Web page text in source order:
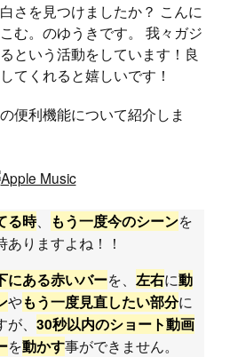
さを見つけましたか？ こんに
む。のゆうきです。 我々ガジ
という活動をしています！良
てくれると嬉しいです！
便利機能について紹介しま
る時、 もう一度今のシーンを
ありますよね！！
にある赤いバーを、 左右に動
やもう一度見直したい部分に
、 30秒以内のショート動画
を動かす事ができません。